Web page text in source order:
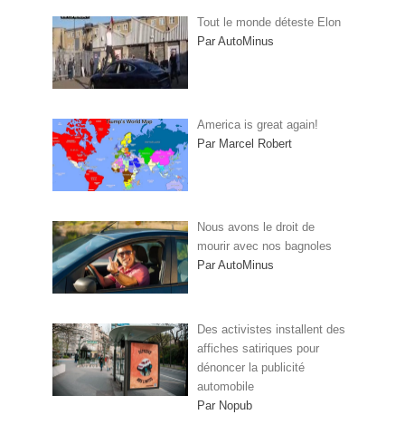
Tout le monde déteste Elon
Par AutoMinus
America is great again!
Par Marcel Robert
Nous avons le droit de
mourir avec nos bagnoles
Par AutoMinus
Des activistes installent des
affiches satiriques pour
dénoncer la publicité
automobile
Par Nopub